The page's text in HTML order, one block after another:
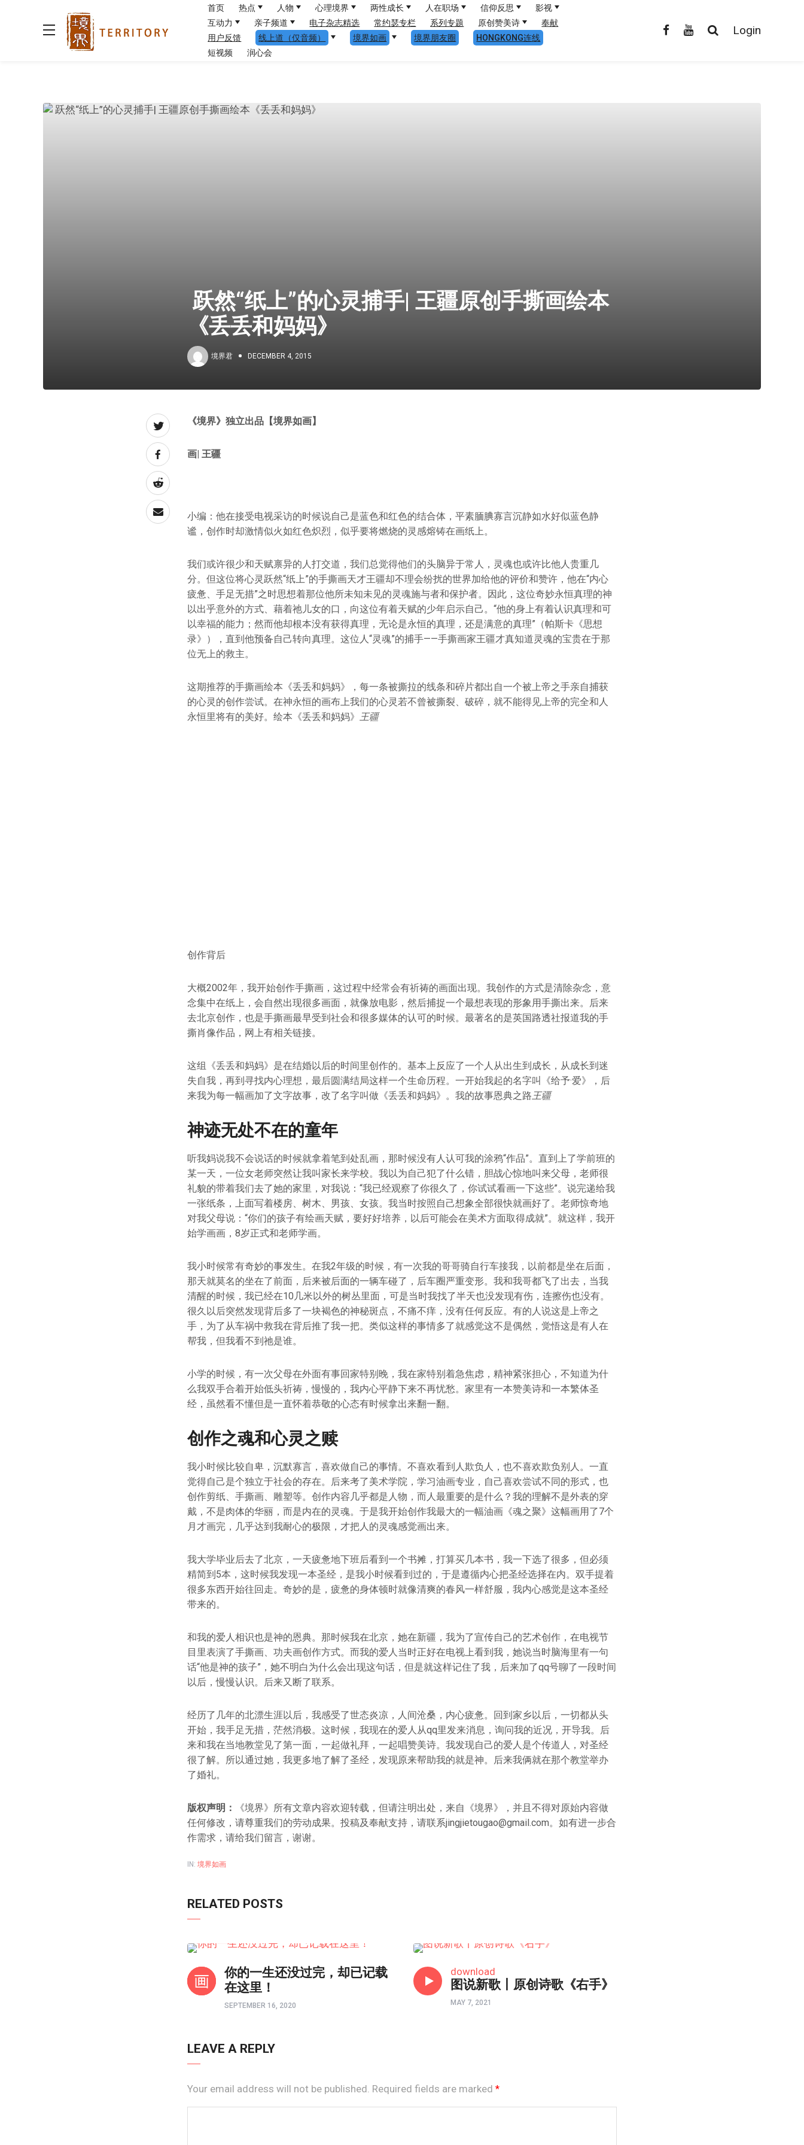
首页 热点 人物 心理境界 两性成长 人在职场 信仰反思
影视
互动力
亲子频道 电子杂志精选 常约瑟专栏 系列专题 原创赞美诗
奉献
用户反馈
线上道（仅音频） 境界如画 境界朋友圈
HONGKONG连线
短视频
润心会
Login
跃然“纸上”的心灵捕手| 王疆原创手撕画绘本
《丢丢和妈妈》
境界君 DECEMBER 4, 2015
《境界》独立出品【境界如画】
画| 王疆
小编：他在接受电视采访的时候说自己是蓝色和红色的结合体，平素腼腆寡言沉静如水好似蓝色静
谧，创作时却激情似火如红色炽烈，似乎要将燃烧的灵感熔铸在画纸上。
我们或许很少和天赋禀异的人打交道，我们总觉得他们的头脑异于常人，灵魂也或许比他人贵重几
分。但这位将心灵跃然“纸上”的手撕画天才王疆却不理会纷扰的世界加给他的评价和赞许，他在“内心
疲惫、手足无措”之时思想着那位他所未知未见的灵魂施与者和保护者。因此，这位奇妙永恒真理的神
以出乎意外的方式、藉着祂儿女的口，向这位有着天赋的少年启示自己。“他的身上有着认识真理和可
以幸福的能力；然而他却根本没有获得真理，无论是永恒的真理，还是满意的真理”（帕斯卡《思想
录》），直到他预备自己转向真理。这位人“灵魂”的捕手——手撕画家王疆才真知道灵魂的宝贵在于那
位无上的救主。
这期推荐的手撕画绘本《丢丢和妈妈》，每一条被撕拉的线条和碎片都出自一个被上帝之手亲自捕获
的心灵的创作尝试。在神永恒的画布上我们的心灵若不曾被撕裂、破碎，就不能得见上帝的完全和人
永恒里将有的美好。绘本《丢丢和妈妈》 王疆
创作背后
大概2002年，我开始创作手撕画，这过程中经常会有祈祷的画面出现。我创作的方式是清除杂念，意
念集中在纸上，会自然出现很多画面，就像放电影，然后捕捉一个最想表现的形象用手撕出来。后来
去北京创作，也是手撕画最早受到社会和很多媒体的认可的时候。最著名的是英国路透社报道我的手
撕肖像作品，网上有相关链接。
这组《丢丢和妈妈》是在结婚以后的时间里创作的。基本上反应了一个人从出生到成长，从成长到迷
失自我，再到寻找内心理想，最后圆满结局这样一个生命历程。一开始我起的名字叫《给予·爱》，后
来我为每一幅画加了文字故事，改了名字叫做《丢丢和妈妈》。我的故事恩典之路王疆
神迹无处不在的童年
听我妈说我不会说话的时候就拿着笔到处乱画，那时候没有人认可我的涂鸦“作品”。直到上了学前班的
某一天，一位女老师突然让我叫家长来学校。我以为自己犯了什么错，胆战心惊地叫来父母，老师很
礼貌的带着我们去了她的家里，对我说：“我已经观察了你很久了，你试试看画一下这些”。说完递给我
一张纸条，上面写着楼房、树木、男孩、女孩。我当时按照自己想象全部很快就画好了。老师惊奇地
对我父母说：“你们的孩子有绘画天赋，要好好培养，以后可能会在美术方面取得成就”。就这样，我开
始学画画，8岁正式和老师学画。
我小时候常有奇妙的事发生。在我2年级的时候，有一次我的哥哥骑自行车接我，以前都是坐在后面，
那天就莫名的坐在了前面，后来被后面的一辆车碰了，后车圈严重变形。我和我哥都飞了出去，当我
清醒的时候，我已经在10几米以外的树丛里面，可是当时我找了半天也没发现有伤，连擦伤也没有。
很久以后突然发现背后多了一块褐色的神秘斑点，不痛不痒，没有任何反应。有的人说这是上帝之
手，为了从车祸中救我在背后推了我一把。类似这样的事情多了就感觉这不是偶然，觉悟这是有人在
帮我，但我看不到祂是谁。
小学的时候，有一次父母在外面有事回家特别晚，我在家特别着急焦虑，精神紧张担心，不知道为什
么我双手合着开始低头祈祷，慢慢的，我内心平静下来不再忧愁。家里有一本赞美诗和一本繁体圣
经，虽然看不懂但是一直怀着恭敬的心态有时候拿出来翻一翻。
创作之魂和心灵之赎
我小时候比较自卑，沉默寡言，喜欢做自己的事情。不喜欢看到人欺负人，也不喜欢欺负别人。一直
觉得自己是个独立于社会的存在。后来考了美术学院，学习油画专业，自己喜欢尝试不同的形式，也
创作剪纸、手撕画、雕塑等。创作内容几乎都是人物，而人最重要的是什么？我的理解不是外表的穿
戴，不是肉体的华丽，而是内在的灵魂。于是我开始创作我最大的一幅油画《魂之聚》这幅画用了7个
月才画完，几乎达到我耐心的极限，才把人的灵魂感觉画出来。
我大学毕业后去了北京，一天疲惫地下班后看到一个书摊，打算买几本书，我一下选了很多，但必须
精简到5本，这时候我发现一本圣经，是我小时候看到过的，于是遵循内心把圣经选择在内。双手提着
很多东西开始往回走。奇妙的是，疲惫的身体顿时就像清爽的春风一样舒服，我内心感觉是这本圣经
带来的。
和我的爱人相识也是神的恩典。那时候我在北京，她在新疆，我为了宣传自己的艺术创作，在电视节
目里表演了手撕画、功夫画创作方式。而我的爱人当时正好在电视上看到我，她说当时脑海里有一句
话“他是神的孩子”，她不明白为什么会出现这句话，但是就这样记住了我，后来加了qq号聊了一段时间
以后，慢慢认识。后来又断了联系。
经历了几年的北漂生涯以后，我感受了世态炎凉，人间沧桑，内心疲惫。回到家乡以后，一切都从头
开始，我手足无措，茫然消极。这时候，我现在的爱人从qq里发来消息，询问我的近况，开导我。后
来和我在当地教堂见了第一面，一起做礼拜，一起唱赞美诗。我发现自己的爱人是个传道人，对圣经
很了解。所以通过她，我更多地了解了圣经，发现原来帮助我的就是神。后来我俩就在那个教堂举办
了婚礼。
版权声明：
《境界》所有文章内容欢迎转载，但请注明出处，来自《境界》，并且不得对原始内容做
任何修改，请尊重我们的劳动成果。投稿及奉献支持，请联系jingjietougao@gmail.com。如有进一步合
作需求，请给我们留言，谢谢。
IN: 境界如画
RELATED POSTS
你的一生还没过完，却已记载
在这里！
SEPTEMBER 16, 2020
download
图说新歌丨原创诗歌《右手》
MAY 7, 2021
LEAVE A REPLY
Your email address will not be published. Required fields are marked *